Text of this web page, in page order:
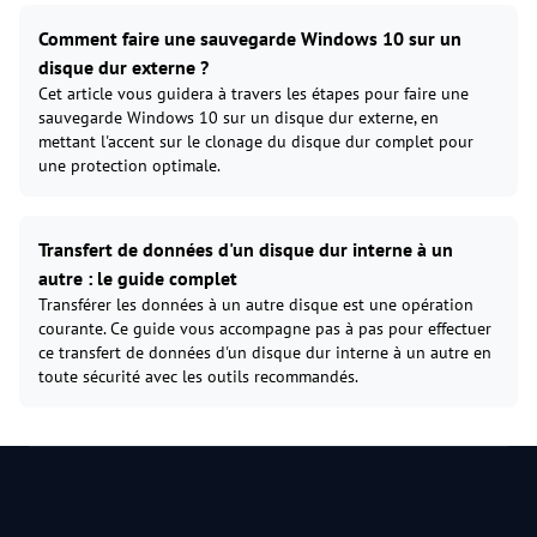
Comment faire une sauvegarde Windows 10 sur un
disque dur externe ?
Cet article vous guidera à travers les étapes pour faire une
sauvegarde Windows 10 sur un disque dur externe, en
mettant l'accent sur le clonage du disque dur complet pour
une protection optimale.
Transfert de données d'un disque dur interne à un
autre : le guide complet
Transférer les données à un autre disque est une opération
courante. Ce guide vous accompagne pas à pas pour effectuer
ce transfert de données d'un disque dur interne à un autre en
toute sécurité avec les outils recommandés.